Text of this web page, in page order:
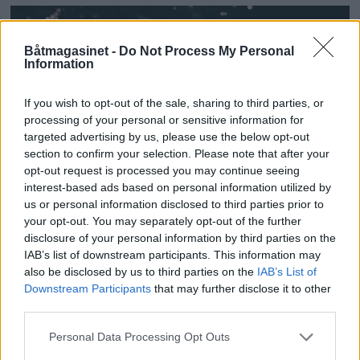
Båtmagasinet - Do Not Process My Personal
Information
If you wish to opt-out of the sale, sharing to third parties, or
processing of your personal or sensitive information for
targeted advertising by us, please use the below opt-out
section to confirm your selection. Please note that after your
opt-out request is processed you may continue seeing
interest-based ads based on personal information utilized by
us or personal information disclosed to third parties prior to
your opt-out. You may separately opt-out of the further
disclosure of your personal information by third parties on the
IAB’s list of downstream participants. This information may
also be disclosed by us to third parties on the IAB’s List of
Downstream Participants that may further disclose it to other
Personal Data Processing Opt Outs
Sterk økning i
drukningsulykker